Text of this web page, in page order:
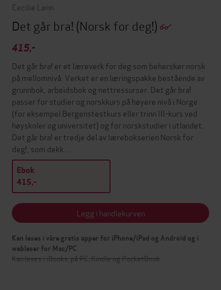
Cecilie Lønn
Det går bra! (Norsk for deg!)
415,-
Det går bra! er et læreverk for deg som behersker norsk
på mellomnivå. Verket er en læringspakke bestående av
grunnbok, arbeidsbok og nettressurser. Det går bra!
passer for studier og norskkurs på høyere nivå i Norge
(for eksempel Bergenstestkurs eller trinn III-kurs ved
høyskoler og universitet) og for norskstudier i utlandet.
Det går bra! er tredje del av lærebokserien Norsk for
deg!, som dekk…
Ebok
415,-
Legg i handlekurven
Kan leses i våre gratis apper for iPhone/iPad og Android og i
webleser for Mac/PC
Kan leses i iBooks, på PC, Kindle og PocketBook